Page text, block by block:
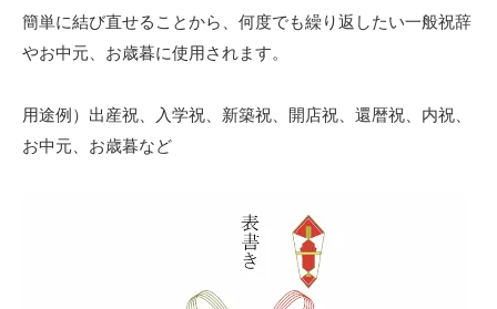
簡単に結び直せることから、何度でも繰り返したい一般祝辞
やお中元、お歳暮に使用されます。
用途例）出産祝、入学祝、新築祝、開店祝、還暦祝、内祝、
お中元、お歳暮など